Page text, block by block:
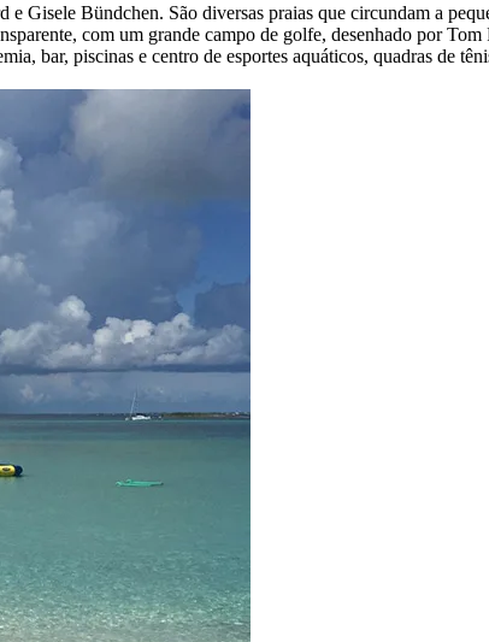
Bündchen. São diversas praias que circundam a
com um grande campo de golfe, desenhado por
bar, piscinas e centro de esportes aquáticos, quadras de